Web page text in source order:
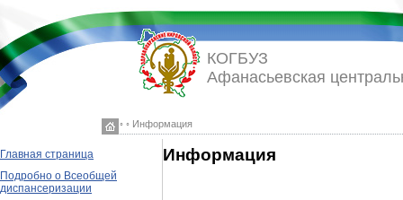
◦ ◦ Информация
КОГБУЗ
Афанасьевская
Главная страница
Подробно о Всеобщей
диспансеризации
Информация